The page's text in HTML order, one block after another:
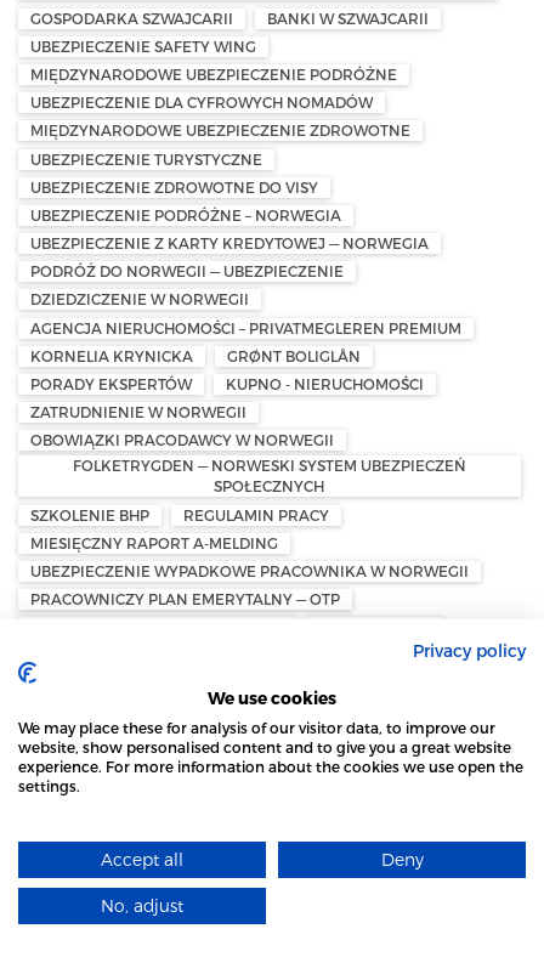
GOSPODARKA SZWAJCARII
BANKI W SZWAJCARII
UBEZPIECZENIE SAFETY WING
MIĘDZYNARODOWE UBEZPIECZENIE PODRÓŻNE
UBEZPIECZENIE DLA CYFROWYCH NOMADÓW
MIĘDZYNARODOWE UBEZPIECZENIE ZDROWOTNE
UBEZPIECZENIE TURYSTYCZNE
UBEZPIECZENIE ZDROWOTNE DO VISY
UBEZPIECZENIE PODRÓŻNE – NORWEGIA
UBEZPIECZENIE Z KARTY KREDYTOWEJ — NORWEGIA
PODRÓŻ DO NORWEGII — UBEZPIECZENIE
DZIEDZICZENIE W NORWEGII
AGENCJA NIERUCHOMOŚCI – PRIVATMEGLEREN PREMIUM
KORNELIA KRYNICKA
GRØNT BOLIGLÅN
PORADY EKSPERTÓW
KUPNO - NIERUCHOMOŚCI
ZATRUDNIENIE W NORWEGII
OBOWIĄZKI PRACODAWCY W NORWEGII
FOLKETRYGDEN — NORWESKI SYSTEM UBEZPIECZEŃ
SPOŁECZNYCH
SZKOLENIE BHP
REGULAMIN PRACY
MIESIĘCZNY RAPORT A-MELDING
UBEZPIECZENIE WYPADKOWE PRACOWNIKA W NORWEGII
PRACOWNICZY PLAN EMERYTALNY — OTP
ZASIŁEK DLA BEZROBOTNYCH W NORWEGII
ZASIŁEK DLA BEZROBOTNYCH W NORWEGII — DAGPENGER
KONKURS – UPADŁOŚĆ W NORWEGII
BOSTYRER ROLLE – ROLA SYNDYKA
KONKURSBO OG KREDITORER – MASA UPADŁOŚCIOWA I
KONKURSRÅDET NORGE – RADA DS. UPADŁOŚCI W NORWEGII
UBEZPIECZENIE DLA SAMOZATRUDNIONYCH W NORWEGII –
STRONA LOCAL MARKET WYKORZYSTUJE PLIKI
DOWIEDZ SIĘ WIĘCEJ
Privacy policy
We use cookies
We may place these for analysis of our visitor data, to improve our
website, show personalised content and to give you a great website
experience. For more information about the cookies we use open the
settings.
Accept all Deny
No, adjust